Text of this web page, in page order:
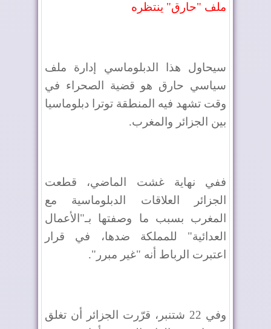
ملف "حارق" ينتظره
سيحاول هذا الدبلوماسي إدارة ملف
سياسي حارق هو قضية الصحراء في
وقت تشهد فيه المنطقة توترا دبلوماسيا
بين الجزائر والمغرب.
ففي نهاية غشت الماضي، قطعت
الجزائر العلاقات الدبلوماسية مع
المغرب بسبب ما وصفتها بـ"الأعمال
العدائية" للمملكة ضدها، في قرار
اعتبرت الرباط أنه "غير مبرر".
وفي 22 شتنبر، قرّرت الجزائر أن تغلق